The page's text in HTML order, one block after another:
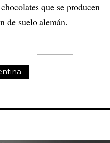
que se producen
de suelo alemán.